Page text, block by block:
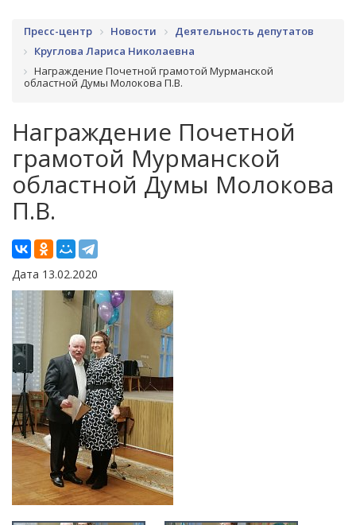
Пресс-центр Новости
Деятельность депутатов
Круглова Лариса Николаевна
Награждение Почетной грамотой Мурманской
областной Думы Молокова П.В.
Награждение Почетной
грамотой Мурманской
областной Думы Молокова
П.В.
Дата 13.02.2020